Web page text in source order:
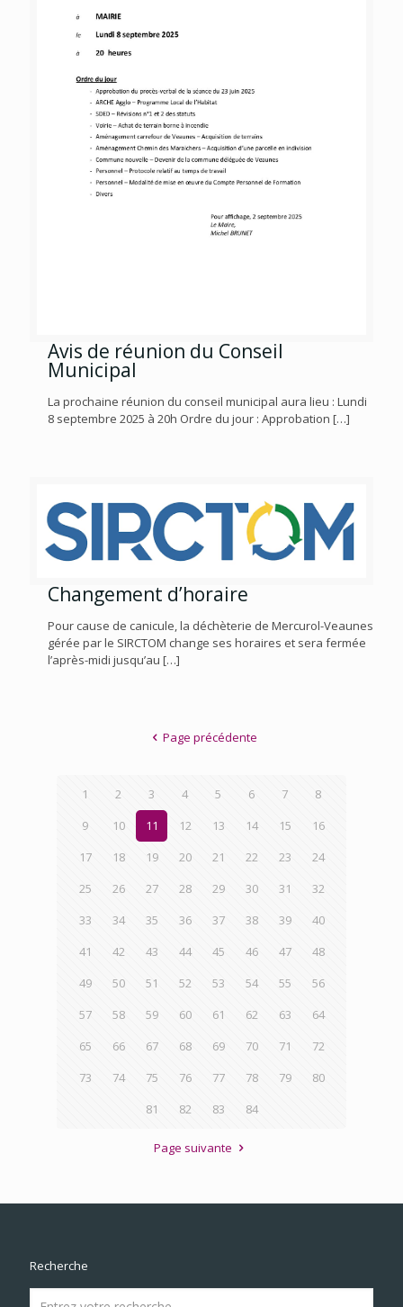
Avis de réunion du Conseil
Municipal
La prochaine réunion du conseil municipal aura lieu : Lundi
8 septembre 2025 à 20h Ordre du jour : Approbation […]
Changement d’horaire
Pour cause de canicule, la déchèterie de Mercurol-Veaunes
gérée par le SIRCTOM change ses horaires et sera fermée
l’après-midi jusqu’au […]
Page précédente
1 2 3 4 5 6 7
8
9
10 11 12 13 14 15
16
17
18 19 20 21 22 23
24
25
26 27 28 29 30 31
32
33
34 35 36 37 38 39
40
41
42 43 44 45 46 47
48
49
50 51 52 53 54 55
56
57
58 59 60 61 62 63
64
65
66 67 68 69 70 71
72
73
74 75 76 77 78 79
80
81
82 83 84
Page suivante
Recherche